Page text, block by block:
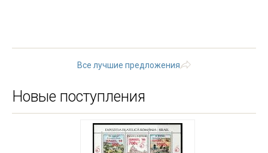
Все лучшие предложения
Новые поступления